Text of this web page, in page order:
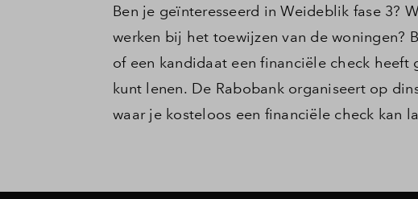
Woning kopen
Leeswijzer
Ben je geïnteresseerd in Weideblik fase 3?
werken bij het toewijzen van de woningen?
of een kandidaat een financiële check
kunt lenen. De Rabobank organiseert op
waar je kosteloos een financiële check kan